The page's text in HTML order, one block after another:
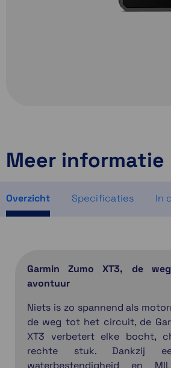
Meer informatie
Overzicht Specificaties In
Garmin Zumo XT3, de
avontuur
Niets is zo spannend als
de weg tot het circuit, de
XT3 verbetert elke bocht,
rechte stuk. Dankzij
waterbestendigheid en MIL-